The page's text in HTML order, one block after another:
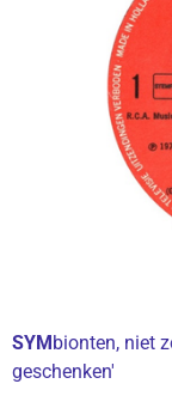
SYMbionten, niet
geschenken'